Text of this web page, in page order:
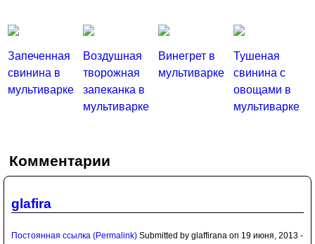
Запеченная
свинина в
мультиварке
Воздушная
творожная
запеканка в
мультиварке
Винегрет в
мультиварке
Тушеная
свинина с
овощами в
мультиварке
Комментарии
glafira
Постоянная ссылка (Permalink) Submitted by glaffirana on 19 июня, 2013 -